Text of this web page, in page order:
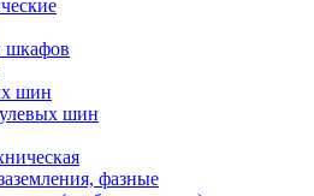
шкафов
шин
шин
фазные